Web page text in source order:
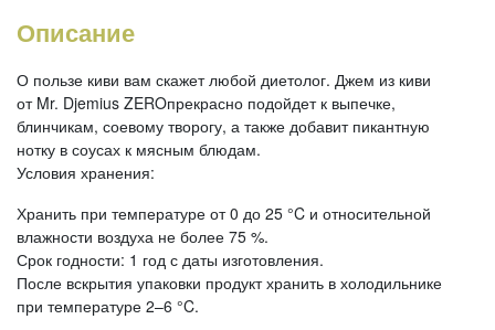
Описание
О пользе киви вам скажет любой диетолог. Джем из киви
от Mr. Djemius ZEROпрекрасно подойдет к выпечке,
блинчикам, соевому творогу, а также добавит пикантную
нотку в соусах к мясным блюдам.
Условия хранения:
Хранить при температуре от 0 до 25 °C и относительной
влажности воздуха не более 75 %.
Срок годности: 1 год с даты изготовления.
После вскрытия упаковки продукт хранить в холодильнике
при температуре 2–6 °C.